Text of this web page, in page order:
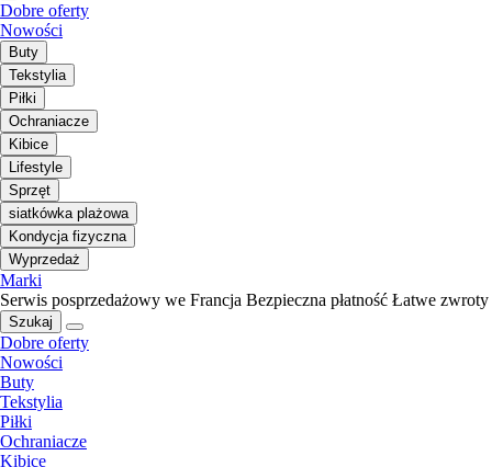
Dobre oferty
Nowości
Buty
Tekstylia
Piłki
Ochraniacze
Kibice
Lifestyle
Sprzęt
siatkówka plażowa
Kondycja fizyczna
Wyprzedaż
Marki
Serwis posprzedażowy we Francja Bezpieczna płatność Łatwe zwroty
Szukaj
Dobre oferty
Nowości
Buty
Tekstylia
Piłki
Ochraniacze
Kibice